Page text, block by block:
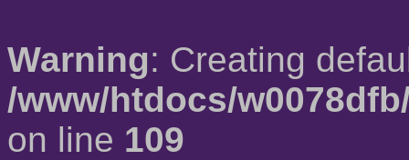
Warning: Creating
/www/htdocs/
on line 109